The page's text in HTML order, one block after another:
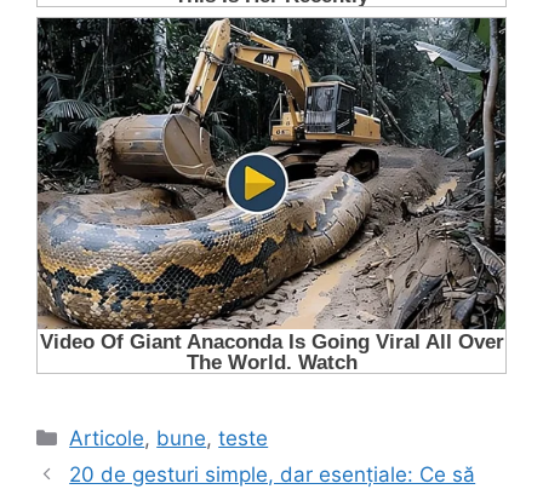
Categorii
Articole, bune,teste
20 de gesturi simple, dar esențiale: Ce să